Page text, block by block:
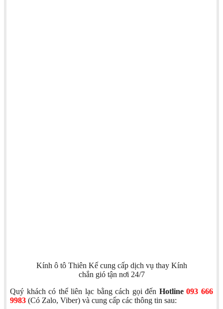
Kính ô tô Thiên Kế cung cấp dịch vụ thay Kính
chắn gió tận nơi 24/7
Quý khách có thể liên lạc bằng cách gọi đến Hotline093 666
9983 (Có Zalo, Viber) và cung cấp các thông tin sau: